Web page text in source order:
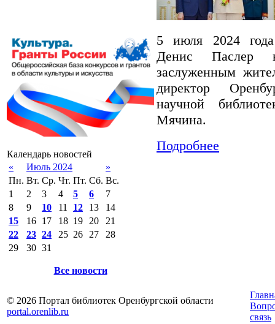
Календарь новостей
«
Июль 2024
»
Пн. Вт. Ср. Чт. Пт. Сб. Вс.
1
2 3 4 5 6
7
8
9 10 11 12 13
14
15
16 17 18 19 20
21
22
23 24 25 26 27
28
29
30 31
Все новости
5 июля 2024 года
Денис Паслер
заслуженным
директор
научной
Мячина.
Подробнее
© 2026 Портал библиотек Оренбургской области
portal.orenlib.ru
связь